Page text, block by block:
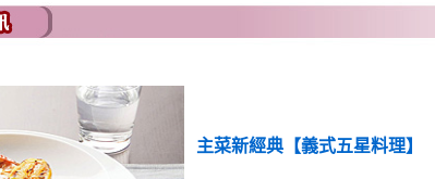
主菜新經典【義式五星料理】